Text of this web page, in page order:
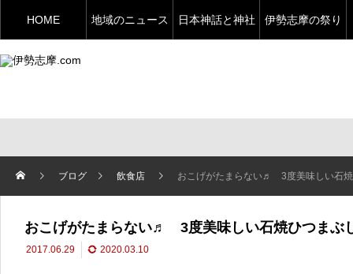
HOME 地域のニュース 日本神話と神社 伊勢志摩の祭り
ブログ 飲食店 おこげがたまらない♬ 3度美味しい石
おこげがたまらない♬ 3度美味しい石焼ひつまぶ
2017.06.29 2020.03.10